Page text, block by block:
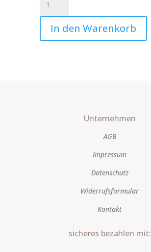
Mädchen
Elefant
Art.Nr.:10404
Menge
In den Warenkorb
Unternehmen
AGB
Impressum
Datenschutz
Widerrufsformular
Kontakt
sicheres bezahlen mit: